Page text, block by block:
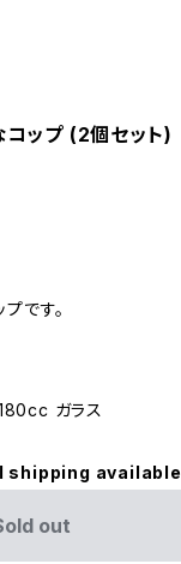
コップ (2個セット)
です。
ガラス
shipping available
out